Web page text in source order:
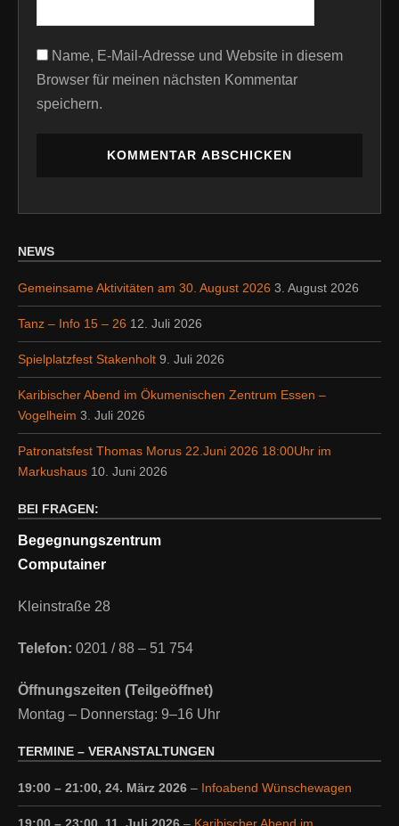
Name, E-Mail-Adresse und Website in diesem
Browser für meinen nächsten Kommentar
speichern.
NEWS
Gemeinsame Aktivitäten am 30. August 2026 3. August 2026
Tanz – Info 15 – 26 12. Juli 2026
Spielplatzfest Stakenholt 9. Juli 2026
Karibischer Abend im Ökumenischen Zentrum Essen –
Vogelheim 3. Juli 2026
Patronatsfest Thomas Morus 22.Juni 2026 18:00Uhr im
Markushaus 10. Juni 2026
BEI FRAGEN:
Begegnungszentrum
Computainer
Kleinstraße 28
Telefon: 0201 / 88 – 51 754
Öffnungszeiten (Teilgeöffnet)
Montag – Donnerstag: 9–16 Uhr
TERMINE – VERANSTALTUNGEN
19:00 – 21:00, 24. März 2026 – Infoabend Wünschewagen
19:00 – 23:00 11. Juli 2026 – Karibischer Abend im